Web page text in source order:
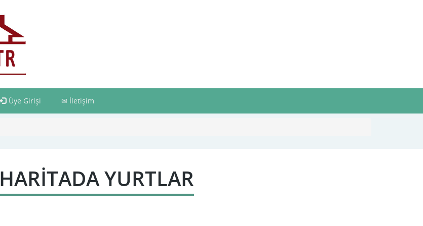
Üye Girişi İletişim
HARİTADA YURTLAR